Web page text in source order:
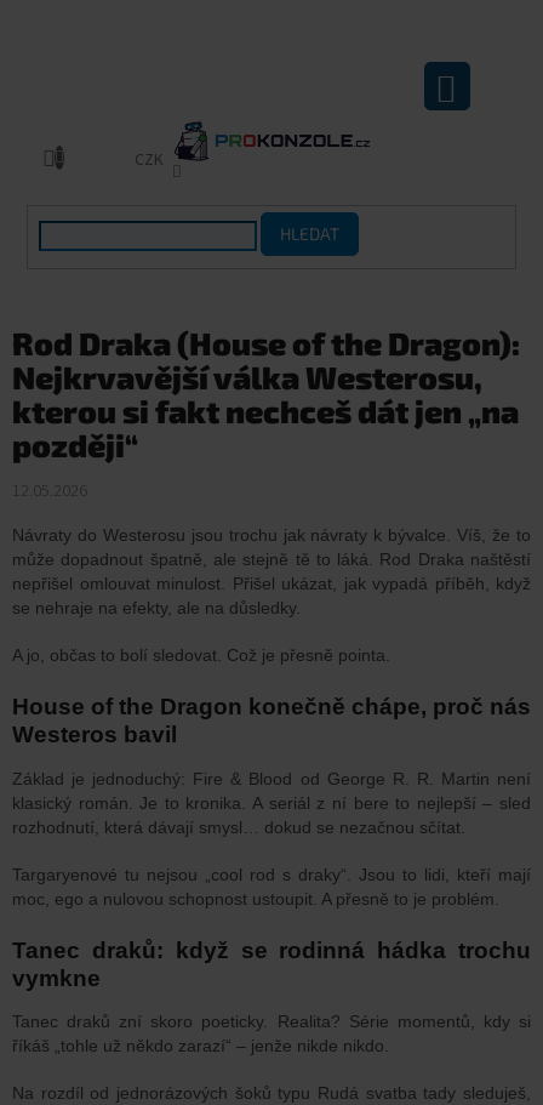
CZK
HLEDAT
KOŠÍK
Rod Draka (House of the Dragon):
Nejkrvavější válka Westerosu,
kterou si fakt nechceš dát jen „na
později“
12.05.2026
Návraty do Westerosu jsou trochu jak návraty k bývalce. Víš, že to
může dopadnout špatně, ale stejně tě to láká. Rod Draka naštěstí
nepřišel omlouvat minulost. Přišel ukázat, jak vypadá příběh, když
se nehraje na efekty, ale na důsledky.
A jo, občas to bolí sledovat. Což je přesně pointa.
House of the Dragon konečně chápe, proč nás
Westeros bavil
Základ je jednoduchý: Fire & Blood od George R. R. Martin není
klasický román. Je to kronika. A seriál z ní bere to nejlepší – sled
rozhodnutí, která dávají smysl… dokud se nezačnou sčítat.
Targaryenové tu nejsou „cool rod s draky“. Jsou to lidi, kteří mají
moc, ego a nulovou schopnost ustoupit. A přesně to je problém.
Tanec draků: když se rodinná hádka trochu
vymkne
Tanec draků zní skoro poeticky. Realita? Série momentů, kdy si
říkáš „tohle už někdo zarazí“ – jenže nikde nikdo.
Na rozdíl od jednorázových šoků typu Rudá svatba tady sleduješ,